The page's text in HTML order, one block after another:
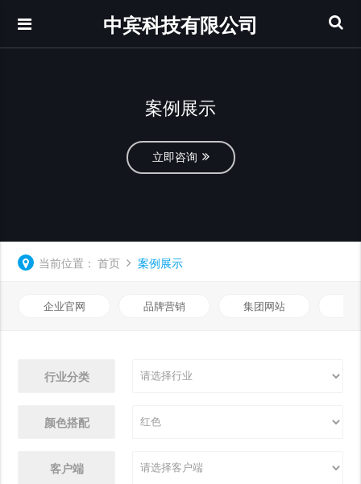
中宾科技有限公司
案例展示
立即咨询
当前位置： 首页 案例展示
企业官网 品牌营销 集团网站
行业分类
颜色搭配
客户端